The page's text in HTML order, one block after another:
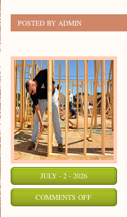
POSTED BY ADMIN
JULY - 2 - 2026
COMMENTS OFFON